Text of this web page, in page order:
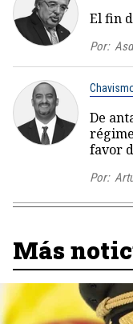
El fin
Por:
De
favor
Por:
Más